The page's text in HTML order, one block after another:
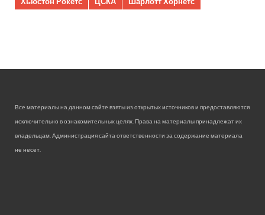
Все материалы на данном сайте взяты из открытых источников и предоставляются
исключительно в ознакомительных целях. Права на материалы принадлежат их
владельцам. Администрация сайта ответственности за содержание материала
не несет.